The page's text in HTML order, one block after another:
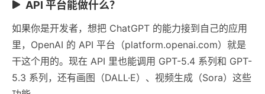
API 平台能做什么？
如果你是开发者，想把 ChatGPT 的能力接到自己的应用
里，OpenAI 的 API 平台（platform.openai.com）就是
干这个用的。现在 API 里也能调用 GPT-5.4 系列和 GPT-
5.3 系列，还有画图（DALL·E）、视频生成（Sora）这些